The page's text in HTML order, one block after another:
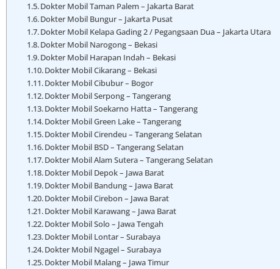
Dokter Mobil Taman Palem – Jakarta Barat
Dokter Mobil Bungur – Jakarta Pusat
Dokter Mobil Kelapa Gading 2 / Pegangsaan Dua – Jakarta Utara
Dokter Mobil Narogong – Bekasi
Dokter Mobil Harapan Indah – Bekasi
Dokter Mobil Cikarang – Bekasi
Dokter Mobil Cibubur – Bogor
Dokter Mobil Serpong – Tangerang
Dokter Mobil Soekarno Hatta – Tangerang
Dokter Mobil Green Lake – Tangerang
Dokter Mobil Cirendeu – Tangerang Selatan
Dokter Mobil BSD – Tangerang Selatan
Dokter Mobil Alam Sutera – Tangerang Selatan
Dokter Mobil Depok – Jawa Barat
Dokter Mobil Bandung – Jawa Barat
Dokter Mobil Cirebon – Jawa Barat
Dokter Mobil Karawang – Jawa Barat
Dokter Mobil Solo – Jawa Tengah
Dokter Mobil Lontar – Surabaya
Dokter Mobil Ngagel – Surabaya
Dokter Mobil Malang – Jawa Timur